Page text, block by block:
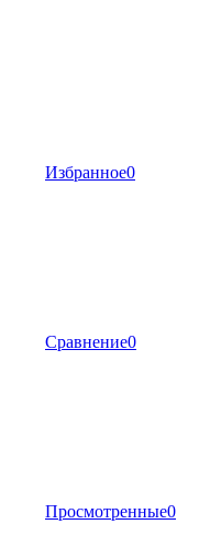
Избранное0
Сравнение0
Просмотренные0